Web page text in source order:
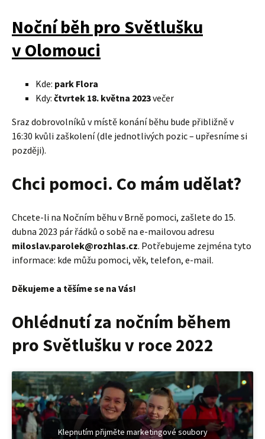
Noční běh pro Světlušku
v Olomouci
Kde: park Flora
Kdy: čtvrtek 18. května 2023večer
Sraz dobrovolníků v místě konání běhu bude přibližně v
16:30 kvůli zaškolení (dle jednotlivých pozic – upřesníme si
později).
Chci pomoci. Co mám udělat?
Chcete-li na Nočním běhu v Brně pomoci, zašlete do 15.
dubna 2023 pár řádků o sobě na e-mailovou adresu
miloslav.parolek@rozhlas.cz. Potřebujeme zejména tyto
informace: kde můžu pomoci, věk, telefon, e-mail.
Děkujeme a těšíme se na Vás!
Ohlédnutí za nočním během
pro Světlušku v roce 2022
Klepnutím přijměte marketingové soubory